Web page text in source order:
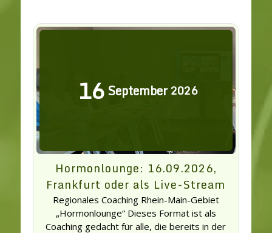
16September 2026
Hormonlounge: 16.09.2026,
Frankfurt oder als Live-Stream
Regionales Coaching Rhein-Main-Gebiet
„Hormonlounge“ Dieses Format ist als
Coaching gedacht für alle, die bereits in der